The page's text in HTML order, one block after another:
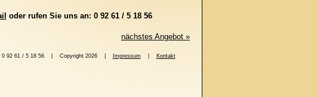
oder rufen Sie uns an: 0 92 61 / 5 18 56
nächstes Angebot »
0 92 61 / 5 18 56 | Copyright 2026 | Impressum Kontakt